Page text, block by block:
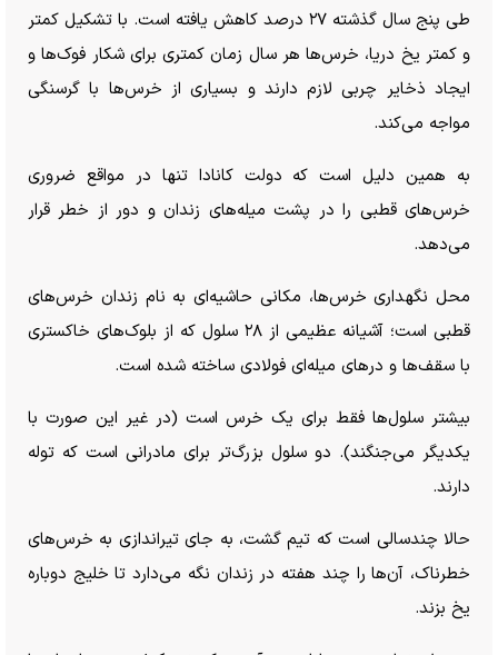
طی پنج سال گذشته ۲۷ درصد کاهش یافته است. با تشکیل کمتر
و کمتر یخ دریا، خرس‌ها هر سال زمان کمتری برای شکار فوک‌ها و
ایجاد ذخایر چربی لازم دارند و بسیاری از خرس‌ها با گرسنگی
مواجه می‌کند.
به همین دلیل است که دولت کانادا تنها در مواقع ضروری
خرس‌های قطبی را در پشت میله‌های زندان و دور از خطر قرار
می‌دهد.
محل نگهداری خرس‌ها، مکانی حاشیه‌ای به نام زندان خرس‌های
قطبی است؛ آشیانه عظیمی از ۲۸ سلول که از بلوک‌های خاکستری
با سقف‌ها و در‌های میله‌ای فولادی ساخته شده است.
بیشتر سلول‌ها فقط برای یک خرس است (در غیر این صورت با
یکدیگر می‌جنگند). دو سلول بزرگ‌تر برای مادرانی است که توله
دارند.
حالا چندسالی است که تیم گشت، به جای تیراندازی به خرس‌های
خطرناک، آن‌ها را چند هفته در زندان نگه می‌دارد تا خلیج دوباره
یخ بزند.